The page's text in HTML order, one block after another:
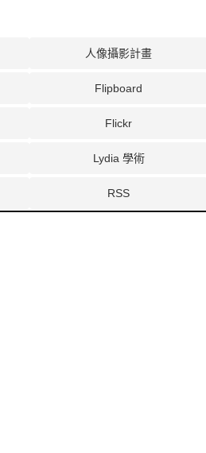
人像攝影計畫
Flipboard
Flickr
Lydia 學術
RSS